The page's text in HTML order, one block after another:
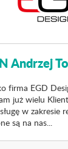
Andrzej
firma EGD
już wielu
w zakresie
są na nas...